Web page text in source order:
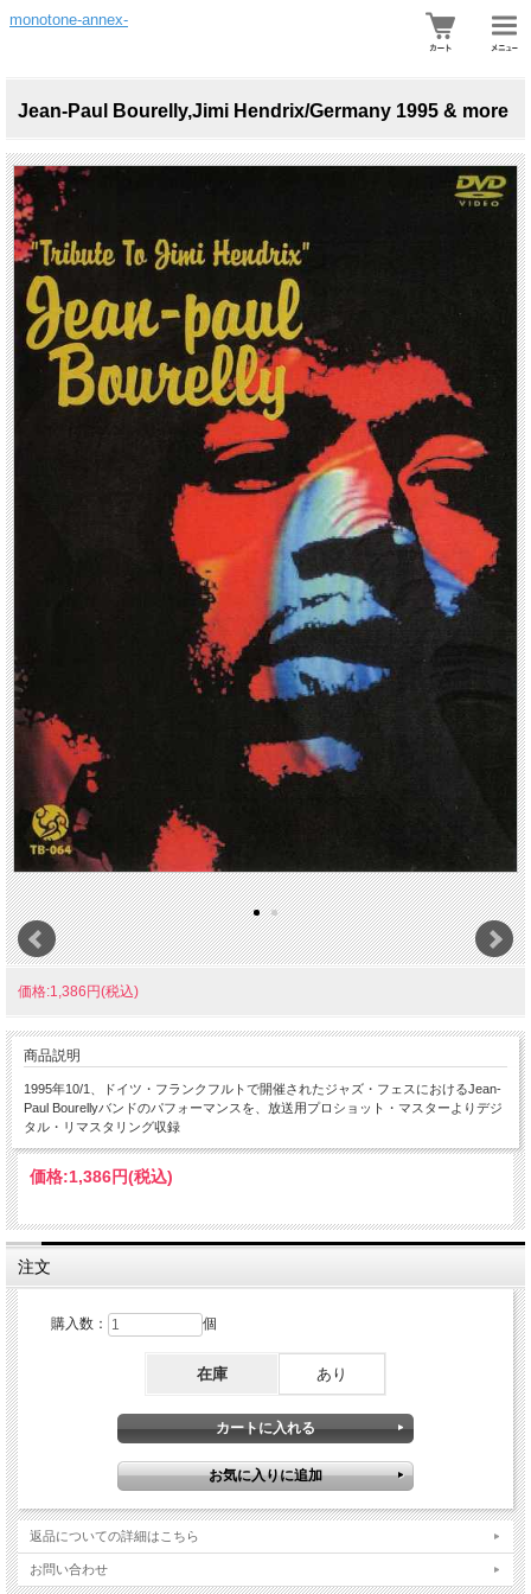
monotone-annex-
Jean-Paul Bourelly,Jimi Hendrix/Germany 1995 & more
価格:1,386円(税込)
商品説明
1995年10/1、ドイツ・フランクフルトで開催されたジャズ・フェスにおけるJean-
Paul Bourellyバンドのパフォーマンスを、放送用プロショット・マスターよりデジ
タル・リマスタリング収録
価格:1,386円(税込)
注文
購入数： 個
在庫 あり
返品についての詳細はこちら
お問い合わせ